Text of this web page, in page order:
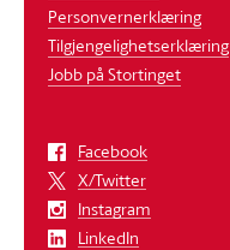
Personvernerklæring
Tilgjengelighetserklæring
Jobb på Stortinget
Facebook
X/Twitter
Instagram
LinkedIn